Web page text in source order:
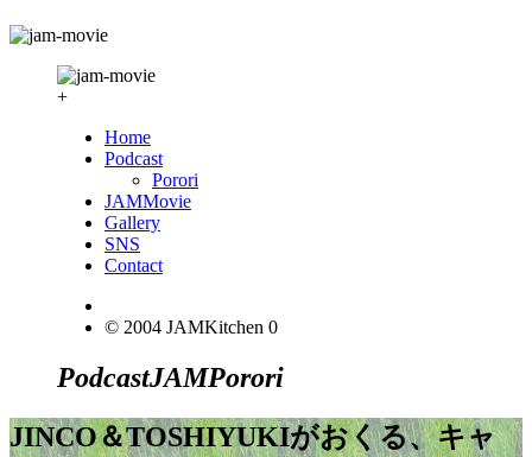
+
Home
Podcast
Porori
JAMMovie
Gallery
SNS
Contact
© 2004 JAMKitchen 0
PodcastJAMPorori
JINCO＆TOSHIYUKIがおくる、キャ